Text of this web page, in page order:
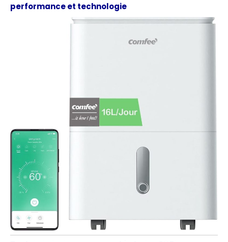
performance et technologie